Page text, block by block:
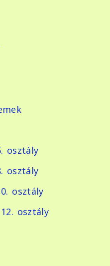
osztály
osztály
osztály
osztály